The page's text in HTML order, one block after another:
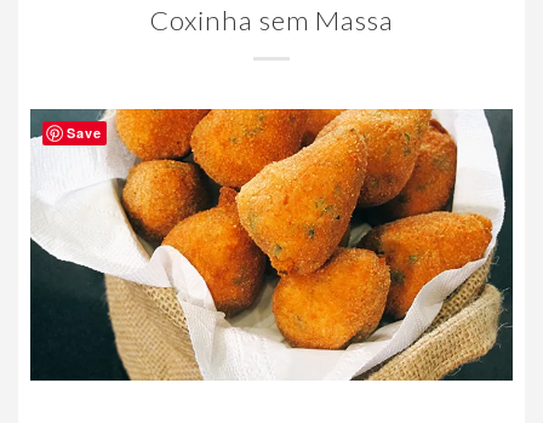
Coxinha sem Massa
Save